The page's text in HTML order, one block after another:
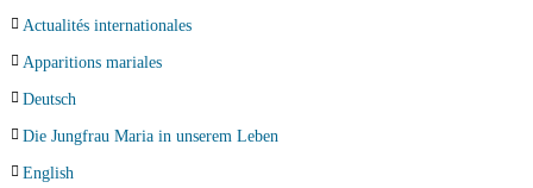
Actualités internationales
Apparitions mariales
Deutsch
Die Jungfrau Maria in unserem Leben
English